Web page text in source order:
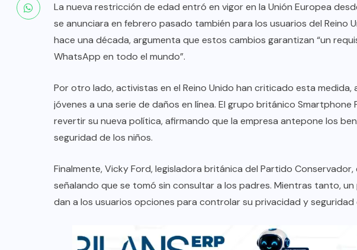
La nueva restricción de edad entró en vigor en la Unión Europea
se anunciara en febrero pasado también para los usuarios del Reino
hace una década, argumenta que estos cambios garantizan “un
WhatsApp en todo el mundo”.
Por otro lado, activistas en el Reino Unido han criticado esta
jóvenes a una serie de daños en línea. El grupo británico
revertir su nueva política, afirmando que la empresa antepone los
seguridad de los niños.
Finalmente, Vicky Ford, legisladora británica del Partido
señalando que se tomó sin consultar a los padres. Mientras tanto,
dan a los usuarios opciones para controlar su privacidad y seguridad